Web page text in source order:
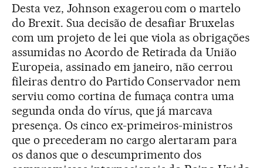
Desta vez, Johnson exagerou com o martelo
do Brexit. Sua decisão de desafiar Bruxelas
com um projeto de lei que viola as obrigações
assumidas no Acordo de Retirada da União
Europeia, assinado em janeiro, não cerrou
fileiras dentro do Partido Conservador nem
serviu como cortina de fumaça contra uma
segunda onda do vírus, que já marcava
presença. Os cinco ex-primeiros-ministros
que o precederam no cargo alertaram para
os danos que o descumprimento dos